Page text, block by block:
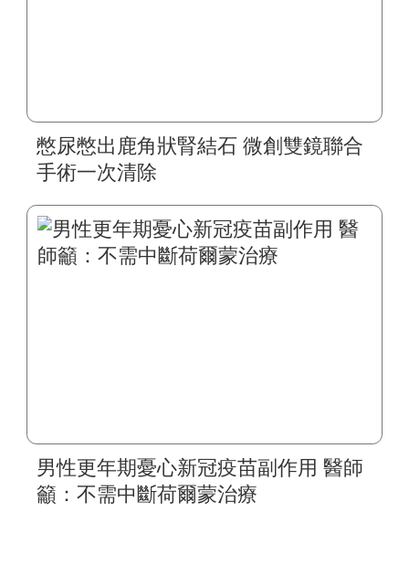
憋尿憋出鹿角狀腎結石 微創雙鏡聯合
手術一次清除
男性更年期憂心新冠疫苗副作用 醫師
籲：不需中斷荷爾蒙治療